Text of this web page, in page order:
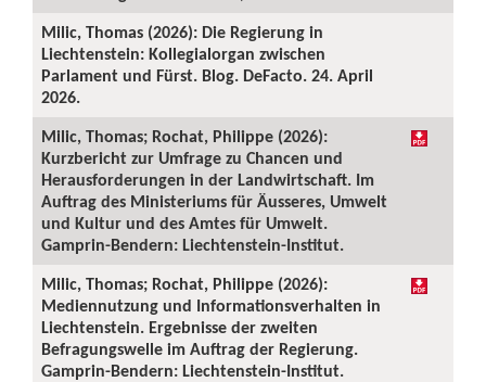
Milic, Thomas (2026): Die Regierung in
Liechtenstein: Kollegialorgan zwischen
Parlament und Fürst. Blog. DeFacto. 24. April
2026.
Milic, Thomas; Rochat, Philippe (2026):
Kurzbericht zur Umfrage zu Chancen und
Herausforderungen in der Landwirtschaft. Im
Auftrag des Ministeriums für Äusseres, Umwelt
und Kultur und des Amtes für Umwelt.
Gamprin-Bendern: Liechtenstein-Institut.
Milic, Thomas; Rochat, Philippe (2026):
Mediennutzung und Informationsverhalten in
Liechtenstein. Ergebnisse der zweiten
Befragungswelle im Auftrag der Regierung.
Gamprin-Bendern: Liechtenstein-Institut.